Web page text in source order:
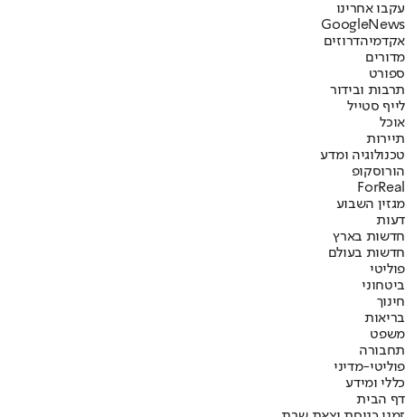
עקבו אחרינו
Googl eNews
אקדמיהדרוזים
מדורים
ספורט
תרבות ובידור
לייף סטייל
אוכל
תיירות
טכנולוגיה ומדע
הורוסקופ
ForReal
מגזין השבוע
דעות
חדשות בארץ
חדשות בעולם
פוליטי
ביטחוני
חינוך
בריאות
משפט
תחבורה
פוליטי-מדיני
כללי ומידע
דף הבית